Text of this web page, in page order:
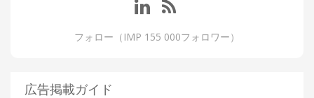
フォロー（IMP 155 000フォロワー）
広告掲載ガイド